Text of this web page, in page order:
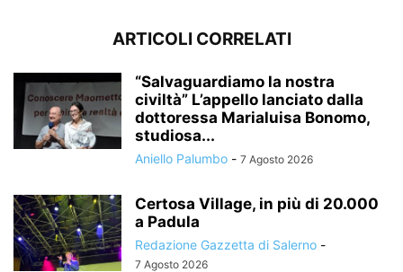
ARTICOLI CORRELATI
“Salvaguardiamo la nostra
civiltà” L’appello lanciato dalla
dottoressa Marialuisa Bonomo,
studiosa...
Aniello Palumbo - 7 Agosto 2026
Certosa Village, in più di 20.000
a Padula
Redazione Gazzetta di Salerno -
7 Agosto 2026